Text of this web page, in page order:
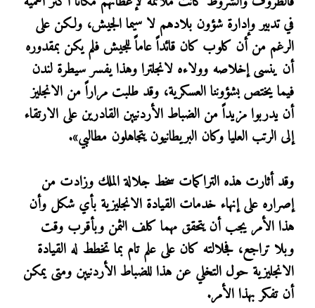
في تدبير وإدارة شؤون بلادهم لا سيما الجيش، ولكن على
الرغم من أن كلوب كان قائداً عاماً للجيش فلم يكن بمقدوره
أن ينسى إخلاصه وولاءه لانجلترا وهذا يفسر سيطرة لندن
فيما يختص بشؤوننا العسكرية، وقد طلبت مراراً من الانجليز
أن يدربوا مزيداً من الضباط الأردنيين القادرين على الارتقاء
إلى الرتب العليا وكان البريطانيون يتجاهلون مطالبي».
وقد أثارت هذه التراكمات سخط جلالة الملك وزادت من
إصراره على إنهاء خدمات القيادة الانجليزية بأي شكل وأن
هذا الأمر يجب أن يتحقق مهما كلف الثمن وبأقرب وقت
وبلا تراجع، فجلالته كان على علم تام بما تخطط له القيادة
الانجليزية حول التخلي عن هذا للضباط الأردنيين ومتى يمكن
أن تفكر بهذا الأمر.